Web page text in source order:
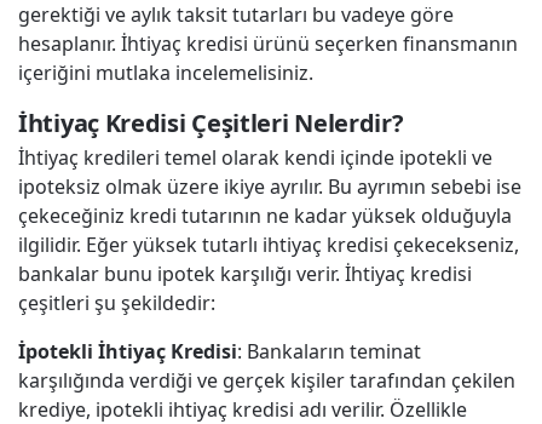
gerektiği ve aylık taksit tutarları bu vadeye göre
hesaplanır. İhtiyaç kredisi ürünü seçerken finansmanın
içeriğini mutlaka incelemelisiniz.
İhtiyaç Kredisi Çeşitleri Nelerdir?
İhtiyaç kredileri temel olarak kendi içinde ipotekli ve
ipoteksiz olmak üzere ikiye ayrılır. Bu ayrımın sebebi ise
çekeceğiniz kredi tutarının ne kadar yüksek olduğuyla
ilgilidir. Eğer yüksek tutarlı ihtiyaç kredisi çekecekseniz,
bankalar bunu ipotek karşılığı verir. İhtiyaç kredisi
çeşitleri şu şekildedir:
İpotekli İhtiyaç Kredisi: Bankaların teminat
karşılığında verdiği ve gerçek kişiler tarafından çekilen
krediye, ipotekli ihtiyaç kredisi adı verilir. Özellikle